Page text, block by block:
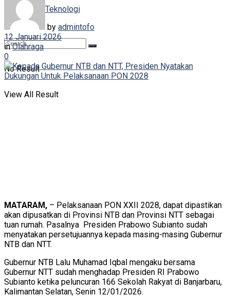
Teknologi
No Result
View All Result
by admintofo
12 Januari 2026
in Olahraga
0
MATARAM, – Pelaksanaan PON XXII 2028, dapat dipastikan
akan dipusatkan di Provinsi NTB dan Provinsi NTT sebagai
tuan rumah. Pasalnya Presiden Prabowo Subianto sudah
menyatakan persetujuannya kepada masing-masing Gubernur
NTB dan NTT.
Gubernur NTB Lalu Muhamad Iqbal mengaku bersama
Gubernur NTT sudah menghadap Presiden RI Prabowo
Subianto ketika peluncuran 166 Sekolah Rakyat di Banjarbaru,
Kalimantan Selatan, Senin 12/01/2026.